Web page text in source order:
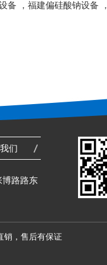
备 ， 福建偏硅酸钠设备 ，
们
路路东
销，售后有保证